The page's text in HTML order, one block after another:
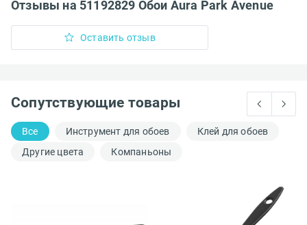
Отзывы на 51192829 Обои Aura Park Avenue
Оставить отзыв
Сопутствующие товары
Все Инструмент для обоев
Клей для обоев
Другие цвета
Компаньоны